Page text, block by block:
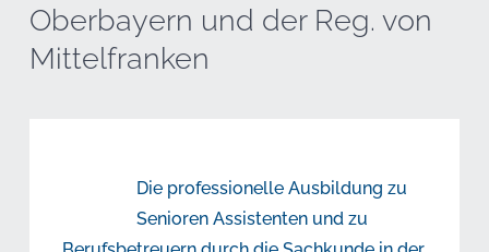
Oberbayern und der Reg. von
Mittelfranken
Die professionelle Ausbildung zu
Senioren Assistenten und zu